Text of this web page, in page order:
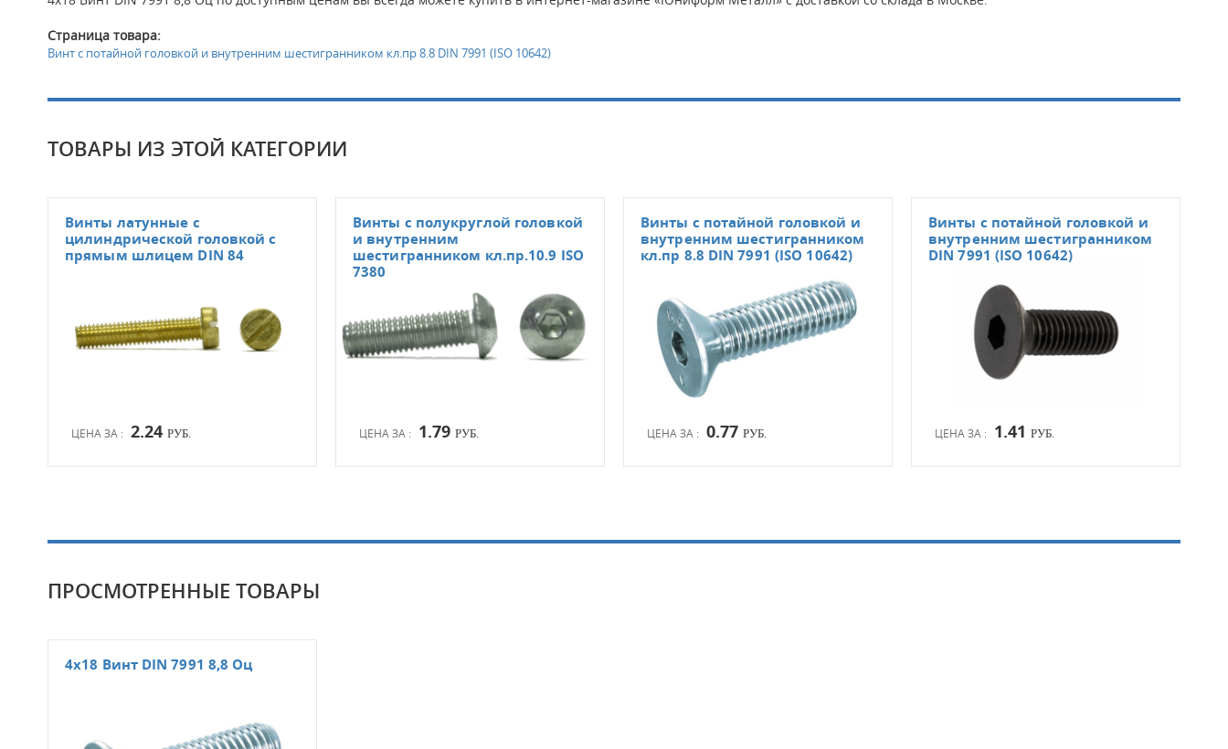
Страница товара:
Винт с потайной головкой и внутренним шестигранником кл.пр 8.8 DIN 7991 (ISO 10642)
ТОВАРЫ ИЗ ЭТОЙ КАТЕГОРИИ
ЦЕНА ЗА : 2.24 РУБ.
Винты латунные с
цилиндрической головкой с
прямым шлицем DIN 84
ЦЕНА ЗА : 1.79 РУБ.
Винты с полукруглой головкой
и внутренним
шестигранником кл.пр.10.9 ISO
7380
ЦЕНА ЗА : 0.77 РУБ.
Винты с потайной головкой и
внутренним шестигранником
кл.пр 8.8 DIN 7991 (ISO 10642)
ЦЕНА ЗА : 1.41 РУБ.
Винты с потайной головкой и
внутренним шестигранником
DIN 7991 (ISO 10642)
ПРОСМОТРЕННЫЕ ТОВАРЫ
4х18 Винт DIN 7991 8,8 Оц